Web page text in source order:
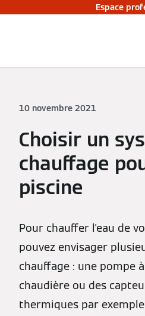
Espace
10 novembre 2021
Choisir un
chauffage
piscine
Pour chauffer l'eau de
pouvez envisager
chauffage : une pompe
chaudière ou des
thermiques par